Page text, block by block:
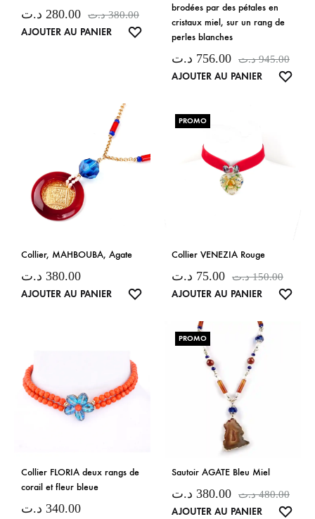
280.00 د.ت 380.00 د.ت
AJOUTER AU PANIER
SOUHAITS
brodées par des pétales en
cristaux miel, sur un rang de
perles blanches
756.00 د.ت 945.00 د.ت
AJOUTER AU PANIER
Collier, MAHBOUBA, Agate
380.00 د.ت
AJOUTER AU PANIER
PROMO
Collier VENEZIA Rouge
75.00 د.ت 150.00 د.ت
AJOUTER AU PANIER
Collier FLORIA deux rangs de
corail et fleur bleue
340.00 د.ت
PROMO
Sautoir AGATE Bleu Miel
380.00 د.ت 480.00 د.ت
AJOUTER AU PANIER